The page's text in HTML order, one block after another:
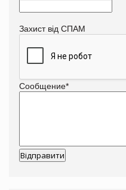
Захист від СПАМ
Сообщение*